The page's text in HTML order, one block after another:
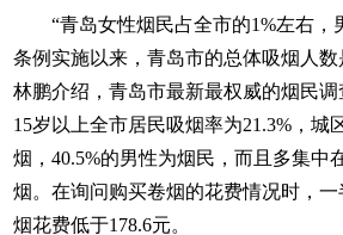
“青岛女性烟民占全市的1%左右，
条例实施以来，青岛市的总体吸烟人
林鹏介绍，青岛市最新最权威的烟民调
15岁以上全市居民吸烟率为21.3%，城
烟，40.5%的男性为烟民，而且多集中
烟。在询问购买卷烟的花费情况时，
烟花费低于178.6元。